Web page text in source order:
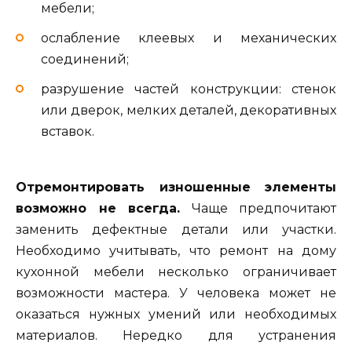
мебели;
ослабление клеевых и механических
соединений;
разрушение частей конструкции: стенок
или дверок, мелких деталей, декоративных
вставок.
Отремонтировать изношенные элементы
возможно не всегда. Чаще предпочитают
заменить дефектные детали или участки.
Необходимо учитывать, что ремонт на дому
кухонной мебели несколько ограничивает
возможности мастера. У человека может не
оказаться нужных умений или необходимых
материалов. Нередко для устранения